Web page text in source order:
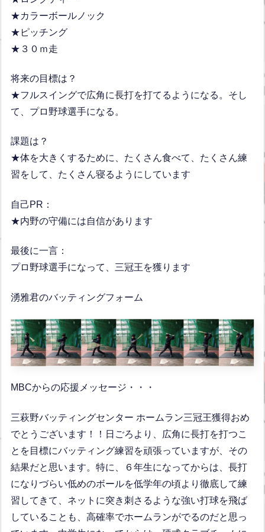
★カラーボールノック
★ピッチング
★３０ｍ走
将来の目標は？
★フルスイングで広角に長打を打てるようになる。そし
て、プロ野球選手になる。
課題は？
★体を大きくするために、たくさん食べて、たくさん練
習をして、たくさん寝るようにしています
自己PR：
★内野の守備には自信があります
最後に一言：
プロ野球選手になって、三冠王を獲ります
湧雅君のバッティングフォーム
MBCからの応援メッセージ・・・
三萩野バッティングセンター ホームラン三冠王獲得おめ
でとうございます！！日ごろより、広角に長打を打つこ
とを目標にバッティング練習を頑張っていますが、その
結果だと思います。特に、６年生になってからは、長打
になりづらい低めのボールを低学年の頃より徹底して練
習してきて、ネットに突き刺さるような強い打球を飛ば
していることも、高確率でホームランがでるのだと思っ